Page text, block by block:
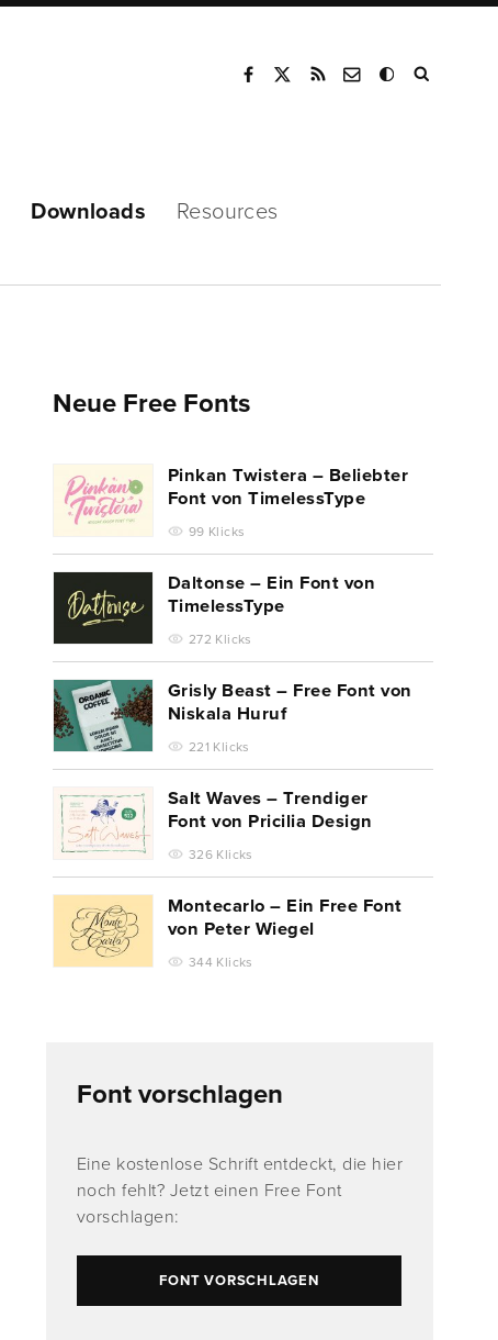
Downloads Resources
Neue Free Fonts
Pinkan Twistera – Beliebter
Font von TimelessType
99 Klicks
Daltonse – Ein Font von
TimelessType
272 Klicks
Grisly Beast – Free Font von
Niskala Huruf
221 Klicks
Salt Waves – Trendiger
Font von Pricilia Design
326 Klicks
Montecarlo – Ein Free Font
von Peter Wiegel
344 Klicks
Font vorschlagen
Eine kostenlose Schrift entdeckt, die hier
noch fehlt? Jetzt einen Free Font
vorschlagen:
FONT VORSCHLAGEN